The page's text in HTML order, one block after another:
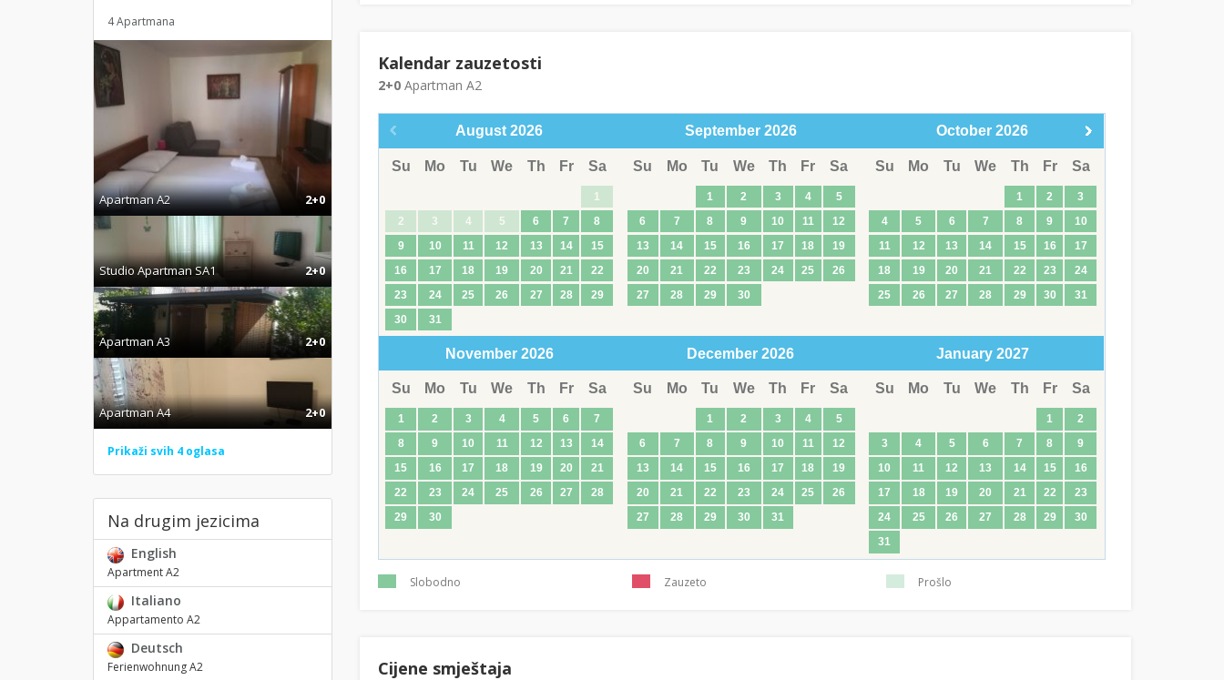
4 Apartmana
Apartman A2 2+0
Studio Apartman SA1 2+0
Apartman A3 2+0
Apartman A4 2+0
Prikaži svih 4 oglasa
Na drugim jezicima
English
Apartment A2
Italiano
Appartamento A2
Deutsch
Ferienwohnung A2
Kalendar zauzetosti
2+0Apartman A2
August 2026
Su Mo Tu We Th Fr Sa
1
2
3 4 5 6 7
8
9
10 11 12 13 14
15
16
17 18 19 20 21
22
23
24 25 26 27 28
29
30
31
September 2026
Su Mo Tu We Th Fr Sa
1 2 3 4
5
6
7 8 9 10 11
12
13
14 15 16 17 18
19
20
21 22 23 24 25
26
27
28 29 30
October 2026
Su Mo Tu We Th Fr Sa
1 2
3
4
5 6 7 8 9
10
11
12 13 14 15 16
17
18
19 20 21 22 23
24
25
26 27 28 29 30 31
November 2026
Su Mo Tu We Th Fr Sa
1 2 3 4 5 6
7
8
9 10 11 12 13
14
15
16 17 18 19 20
21
22
23 24 25 26 27
28
29
30
December 2026
Su Mo Tu We Th Fr Sa
1 2 3 4
5
6
7 8 9 10 11
12
13
14 15 16 17 18
19
20
21 22 23 24 25
26
27
28 29 30 31
January 2027
Su Mo Tu We Th Fr Sa
1
2
3
4 5 6 7 8
9
10
11 12 13 14 15
16
17
18 19 20 21 22
23
24
25 26 27 28 29
30
31
Slobodno Zauzeto Prošlo
Cijene smještaja